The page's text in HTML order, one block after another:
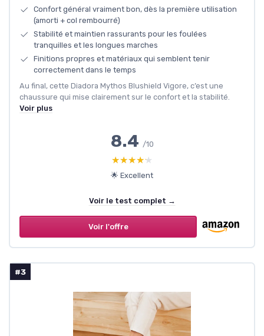
Confort général vraiment bon, dès la première utilisation
(amorti + col rembourré)
Stabilité et maintien rassurants pour les foulées
tranquilles et les longues marches
Finitions propres et matériaux qui semblent tenir
correctement dans le temps
Au final, cette Diadora Mythos Blushield Vigore, c’est une
chaussure qui mise clairement sur le confort et la stabilité.
Voir plus
8.4 /10
★★★★★
★★★★★
🌟 Excellent
Voir le test complet →
Voir l'offre
#3